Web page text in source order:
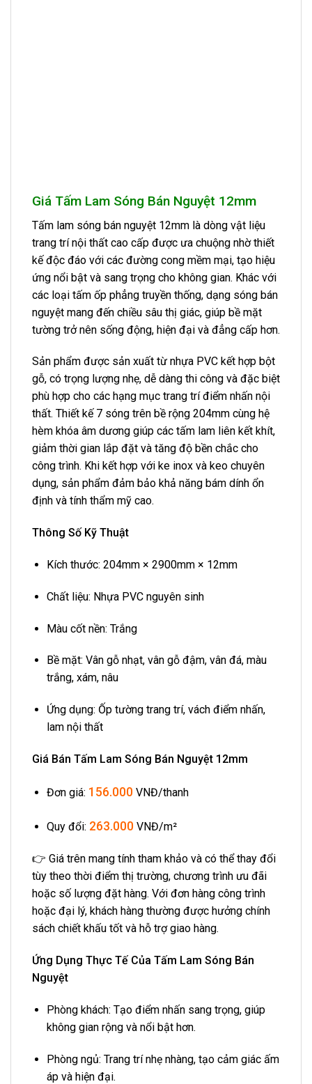
Giá Tấm Lam Sóng Bán Nguyệt 12mm
Tấm lam sóng bán nguyệt 12mm là dòng vật liệu
trang trí nội thất cao cấp được ưa chuộng nhờ thiết
kế độc đáo với các đường cong mềm mại, tạo hiệu
ứng nổi bật và sang trọng cho không gian. Khác với
các loại tấm ốp phẳng truyền thống, dạng sóng bán
nguyệt mang đến chiều sâu thị giác, giúp bề mặt
tường trở nên sống động, hiện đại và đẳng cấp hơn.
Sản phẩm được sản xuất từ nhựa PVC kết hợp bột
gỗ, có trọng lượng nhẹ, dễ dàng thi công và đặc biệt
phù hợp cho các hạng mục trang trí điểm nhấn nội
thất. Thiết kế 7 sóng trên bề rộng 204mm cùng hệ
hèm khóa âm dương giúp các tấm lam liên kết khít,
giảm thời gian lắp đặt và tăng độ bền chắc cho
công trình. Khi kết hợp với ke inox và keo chuyên
dụng, sản phẩm đảm bảo khả năng bám dính ổn
định và tính thẩm mỹ cao.
Thông Số Kỹ Thuật
Kích thước: 204mm × 2900mm × 12mm
Chất liệu: Nhựa PVC nguyên sinh
Màu cốt nền: Trắng
Bề mặt: Vân gỗ nhạt, vân gỗ đậm, vân đá, màu
trắng, xám, nâu
Ứng dụng: Ốp tường trang trí, vách điểm nhấn,
lam nội thất
Giá Bán Tấm Lam Sóng Bán Nguyệt 12mm
Đơn giá: 156.000 VNĐ/thanh
Quy đổi: 263.000 VNĐ/m²
👉 Giá trên mang tính tham khảo và có thể thay đổi
tùy theo thời điểm thị trường, chương trình ưu đãi
hoặc số lượng đặt hàng. Với đơn hàng công trình
hoặc đại lý, khách hàng thường được hưởng chính
sách chiết khấu tốt và hỗ trợ giao hàng.
Ứng Dụng Thực Tế Của Tấm Lam Sóng Bán
Nguyệt
Phòng khách: Tạo điểm nhấn sang trọng, giúp
không gian rộng và nổi bật hơn.
Phòng ngủ: Trang trí nhẹ nhàng, tạo cảm giác ấm
áp và hiện đại.